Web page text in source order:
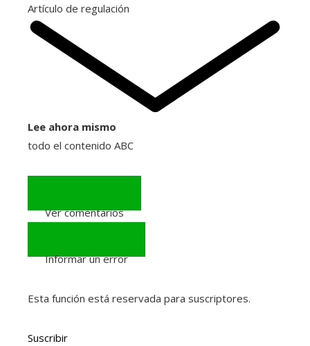
Artículo de regulación
Lee ahora mismo
todo el contenido ABC
Ver comentarios
Informar un error
Esta función está reservada para suscriptores.
Suscribir